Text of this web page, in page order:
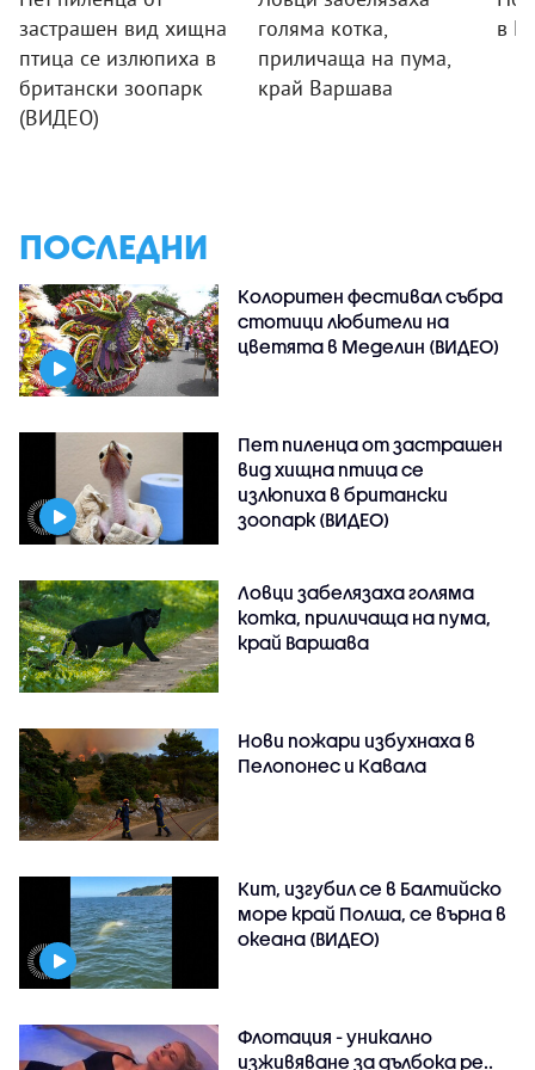
застрашен вид хищна
птица се излюпиха в
британски зоопарк
(ВИДЕО)
голяма котка,
приличаща на пума,
край Варшава
в
ПОСЛЕДНИ
Колоритен фестивал събра
стотици любители на
цветята в Меделин (ВИДЕО)
Пет пиленца от застрашен
вид хищна птица се
излюпиха в британски
зоопарк (ВИДЕО)
Ловци забелязаха голяма
котка, приличаща на пума,
край Варшава
Нови пожари избухнаха в
Пелопонес и Кавала
Кит, изгубил се в Балтийско
море край Полша, се върна в
океана (ВИДЕО)
Флотация - уникално
изживяване за дълбока ре..